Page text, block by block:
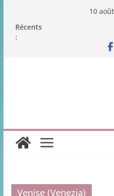
contenu
10
Récents
:
Venise (Venezia)